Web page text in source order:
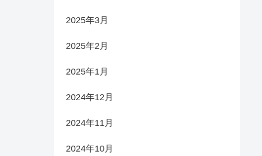
2025年3月
2025年2月
2025年1月
2024年12月
2024年11月
2024年10月